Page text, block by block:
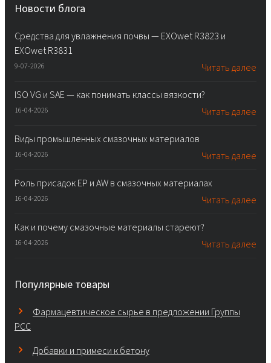
Новости блога
Средства для увлажнения почвы — EXOwet R3823 и
EXOwet R3831
9-07-2026 Читать далее
ISO VG и SAE — как понимать классы вязкости?
16-04-2026 Читать далее
Виды промышленных смазочных материалов
16-04-2026 Читать далее
Роль присадок EP и AW в смазочных материалах
16-04-2026 Читать далее
Как и почему смазочные материалы стареют?
16-04-2026 Читать далее
Популярные товары
Фармацевтическое сырье в предложении Группы
PCC
Добавки и примеси к бетону